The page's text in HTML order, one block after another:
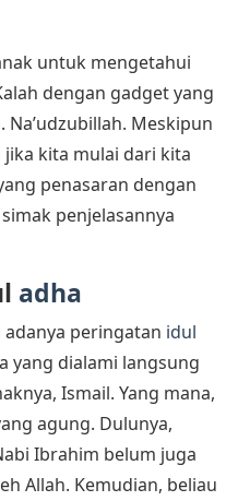
untuk mengetahui
dengan gadget yang
Meskipun
kita mulai dari kita
penasaran dengan
penjelasannya
adha
peringatan idul
yang dialami langsung
Ismail. Yang mana,
agung. Dulunya,
Ibrahim belum juga
Allah. Kemudian, beliau